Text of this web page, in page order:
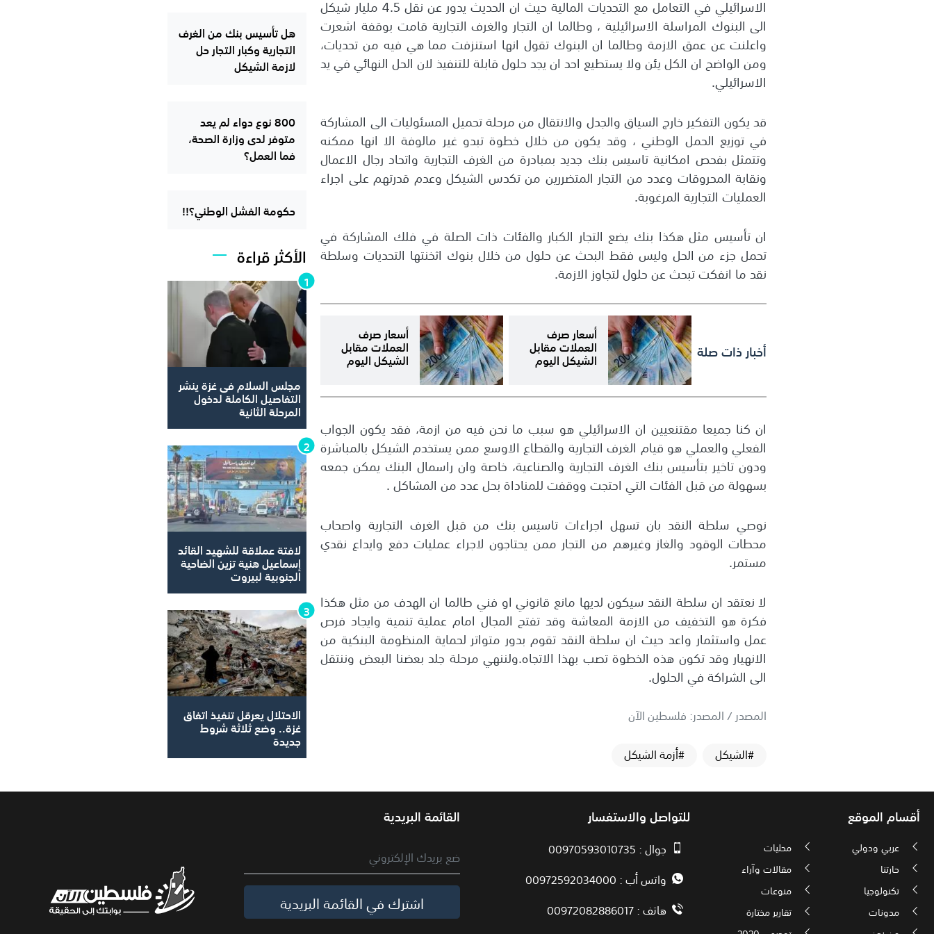
الاسرائيلي في التعامل مع التحديات المالية حيث ان الحديث يدور عن نقل 4.5 مليار شيكل
الى البنوك المراسلة الاسرائيلية ، وطالما ان التجار والغرف التجارية قامت بوقفة اشعرت
واعلنت عن عمق الازمة وطالما ان البنوك تقول انها استنزفت مما هي فيه من تحديات،
ومن الواضح ان الكل يئن ولا يستطيع احد ان يجد حلول قابلة للتنفيذ لان الحل النهائي في يد
الاسرائيلي.
قد يكون التفكير خارج السياق والجدل والانتقال من مرحلة تحميل المسئوليات الى المشاركة
في توزيع الحمل الوطني ، وقد يكون من خلال خطوة تبدو غير مالوفة الا انها ممكنه
وتتمثل بفحص امكانية تاسيس بنك جديد بمبادرة من الغرف التجارية واتحاد رجال الاعمال
ونقابة المحروقات وعدد من التجار المتضررين من تكدس الشيكل وعدم قدرتهم على اجراء
العمليات التجارية المرغوبة.
ان تأسيس مثل هكذا بنك يضع التجار الكبار والفئات ذات الصلة في فلك المشاركة في
تحمل جزء من الحل وليس فقط البحث عن حلول من خلال بنوك اثخنتها التحديات وسلطة
نقد ما انفكت تبحث عن حلول لتجاوز الازمة.
أخبار ذات صلة
أسعار صرف
العملات مقابل
الشيكل اليوم
أسعار صرف
العملات مقابل
الشيكل اليوم
ان كنا جميعا مقتنعيين ان الاسرائيلي هو سبب ما نحن فيه من ازمة، فقد يكون الجواب
الفعلي والعملي هو قيام الغرف التجارية والقطاع الاوسع ممن يستخدم الشيكل بالمباشرة
ودون تاخير بتأسيس بنك الغرف التجارية والصناعية، خاصة وان راسمال البنك يمكن جمعه
بسهولة من قبل الفئات التي احتجت ووقفت للمناداة بحل عدد من المشاكل .
نوصي سلطة النقد بان تسهل اجراءات تاسيس بنك من قبل الغرف التجارية واصحاب
محطات الوقود والغاز وغيرهم من التجار ممن يحتاجون لاجراء عمليات دفع وايداع نقدي
مستمر.
لا نعتقد ان سلطة النقد سيكون لديها مانع قانوني او فني طالما ان الهدف من مثل هكذا
فكرة هو التخفيف من الازمة المعاشة وقد تفتح المجال امام عملية تنمية وايجاد فرص
عمل واستثمار واعد حيث ان سلطة النقد تقوم بدور متواتر لحماية المنظومة البنكية من
الانهيار وقد تكون هذه الخطوة تصب بهذا الاتجاه.ولننهي مرحلة جلد بعضنا البعض وننتقل
الى الشراكة في الحلول.
المصدر / المصدر: فلسطين الآن
#الشيكل
#أزمة الشيكل
هل تأسيس بنك من الغرف
التجارية وكبار التجار حل
لازمة الشيكل
800 نوع دواء لم يعد
متوفر لدى وزارة الصحة،
فما العمل؟
حكومة الفشل الوطني؟!!
الأكثر قراءة
مجلس السلام فى غزة ينشر
التفاصيل الكاملة لدخول
المرحلة الثانية
لافتة عملاقة للشهيد القائد
إسماعيل هنية تزين الضاحية
الجنوبية لبيروت
الاحتلال يعرقل تنفيذ اتفاق
غزة.. وضع ثلاثة شروط
جديدة
أقسام الموقع
عربي ودولي
محليات
حارتنا
مقالات وآراء
تكنولوجيا
منوعات
مدونات
تقارير مختارة
للتواصل والاستفسار
جوال : 00970593010735
واتس أب : 00972592034000
هاتف : 00972082886017
القائمة البريدية
اشترك في القائمة البريدية